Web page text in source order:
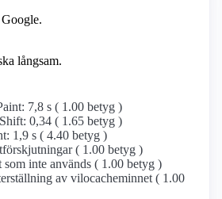
långsam.
7,8 s ( 1.00 betyg )
0,34 ( 1.65 betyg )
1,9 s ( 4.40 betyg )
( 1.00 betyg )
som inte används ( 1.00 betyg )
av vilocacheminnet ( 1.00